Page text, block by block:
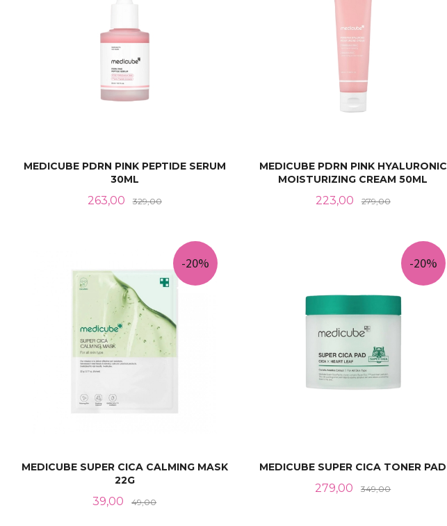
MEDICUBE PDRN PINK PEPTIDE SERUM
30ML
Tilbud
263,00 329,00Rabatt
MEDICUBE PDRN PINK HYALURONIC
MOISTURIZING CREAM 50ML
Tilbud
223,00 279,00Rabatt
MEDICUBE SUPER CICA CALMING MASK
22G
Tilbud
39,00 49,00Rabatt
-20%
MEDICUBE SUPER CICA TONER PAD
Tilbud
279,00 349,00Rabatt
-20%